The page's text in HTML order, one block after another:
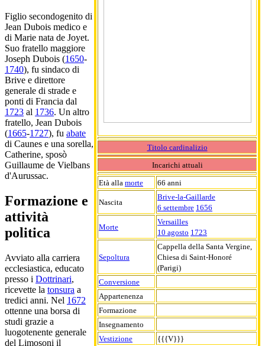
Titolo cardinalizio
Incarichi attuali
Età alla morte 66 anni
Nascita
Brive-la-Gaillarde
6 settembre 1656
Morte
Versailles
10 agosto 1723
Sepoltura
Cappella della Santa Vergine,
Chiesa di Saint-Honoré
(Parigi)
Conversione
Appartenenza
Formazione
Insegnamento
Vestizione
{{{V}}}
Figlio secondogenito di
Jean Dubois medico e
di Marie nata de Joyet.
Suo fratello maggiore
Joseph Dubois (1650-
1740), fu sindaco di
Brive e direttore
generale di strade e
ponti di Francia dal
1723 al 1736. Un altro
fratello, Jean Dubois
(1665-1727), fu abate
di Caunes e una sorella,
Catherine, sposò
Guillaume de Vielbans
d'Aurussac.
Formazione e
attività
politica
Avviato alla carriera
ecclesiastica, educato
presso i Dottrinari,
ricevette la tonsura a
tredici anni. Nel 1672
ottenne una borsa di
studi grazie a
luogotenente generale
del Limosoni il